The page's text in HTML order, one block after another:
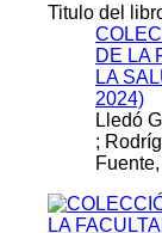
Titulo del
DE LA
LA
2024)
Lledó
;